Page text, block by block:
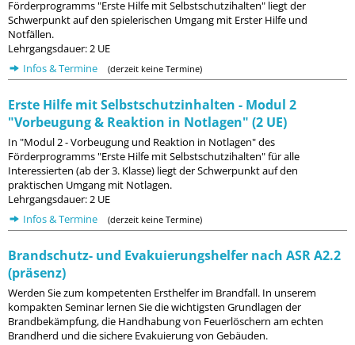
Förderprogramms "Erste Hilfe mit Selbstschutzihalten" liegt der
Schwerpunkt auf den spielerischen Umgang mit Erster Hilfe und
Notfällen.
Lehrgangsdauer: 2 UE
Infos & Termine
(derzeit keine Termine)
Erste Hilfe mit Selbstschutzinhalten - Modul 2
"Vorbeugung & Reaktion in Notlagen" (2 UE)
In "Modul 2 - Vorbeugung und Reaktion in Notlagen" des
Förderprogramms "Erste Hilfe mit Selbstschutzihalten" für alle
Interessierten (ab der 3. Klasse) liegt der Schwerpunkt auf den
praktischen Umgang mit Notlagen.
Lehrgangsdauer: 2 UE
Infos & Termine
(derzeit keine Termine)
Brandschutz- und Evakuierungshelfer nach ASR A2.2
(präsenz)
Werden Sie zum kompetenten Ersthelfer im Brandfall. In unserem
kompakten Seminar lernen Sie die wichtigsten Grundlagen der
Brandbekämpfung, die Handhabung von Feuerlöschern am echten
Brandherd und die sichere Evakuierung von Gebäuden.